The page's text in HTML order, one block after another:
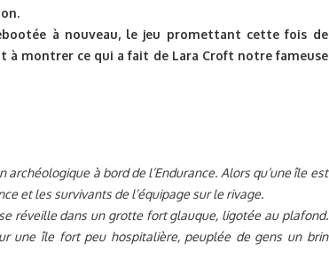
à nouveau, le jeu promettant cette fois de
à montrer ce qui a fait de Lara Croft notre fameuse
à bord de l’Endurance. Alors qu’une île est
et les survivants de l’équipage sur le rivage.
réveille dans un grotte fort glauque, ligotée au plafond.
une île fort peu hospitalière, peuplée de gens un brin